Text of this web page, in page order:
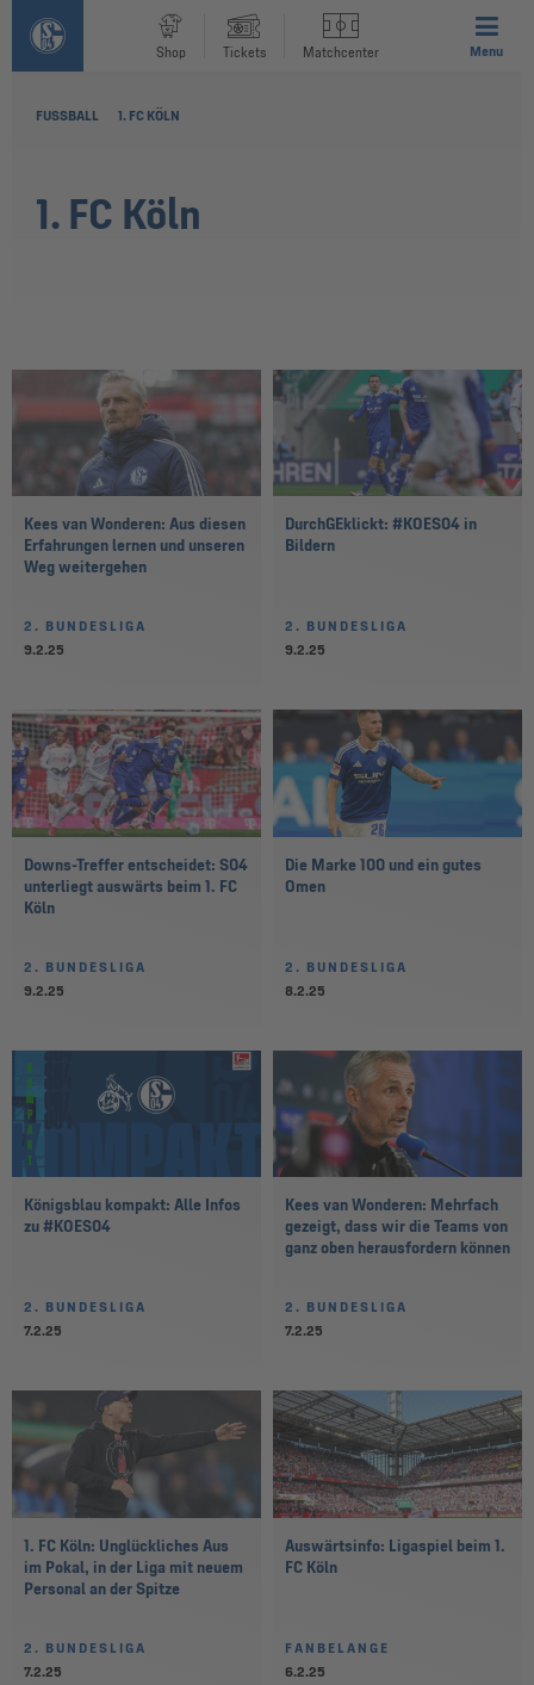
Shop Tickets Matchcenter Menu
FUSSBALL 1. FC KÖLN
1. FC Köln
Kees van Wonderen: Aus diesen
Erfahrungen lernen und unseren
Weg weitergehen
2. BUNDESLIGA
9.2.25
DurchGEklickt: #KOES04 in
Bildern
2. BUNDESLIGA
9.2.25
Downs-Treffer entscheidet: S04
unterliegt auswärts beim 1. FC
Köln
2. BUNDESLIGA
9.2.25
Die Marke 100 und ein gutes
Omen
2. BUNDESLIGA
8.2.25
Königsblau kompakt: Alle Infos
zu #KOES04
2. BUNDESLIGA
7.2.25
Kees van Wonderen: Mehrfach
gezeigt, dass wir die Teams von
ganz oben herausfordern können
2. BUNDESLIGA
7.2.25
1. FC Köln: Unglückliches Aus
im Pokal, in der Liga mit neuem
Personal an der Spitze
2. BUNDESLIGA
7.2.25
Auswärtsinfo: Ligaspiel beim 1.
FC Köln
FANBELANGE
6.2.25